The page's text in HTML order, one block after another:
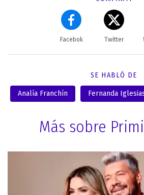
Facebok Twitter
SE HABLÓ DE
Analía Franchín Fernanda
Más sobre